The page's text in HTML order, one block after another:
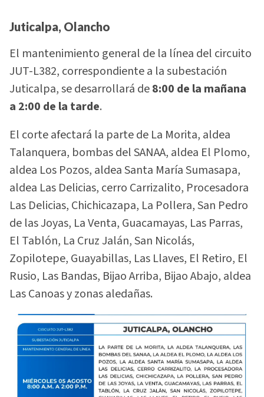
Juticalpa, Olancho
El mantenimiento general de la línea del circuito
JUT-L382, correspondiente a la subestación
Juticalpa, se desarrollará de8:00 de la mañana
a 2:00 de la tarde.
El corte afectará la parte de La Morita, aldea
Talanquera, bombas del SANAA, aldea El Plomo,
aldea Los Pozos, aldea Santa María Sumasapa,
aldea Las Delicias, cerro Carrizalito, Procesadora
Las Delicias, Chichicazapa, La Pollera, San Pedro
de las Joyas, La Venta, Guacamayas, Las Parras,
El Tablón, La Cruz Jalán, San Nicolás,
Zopilotepe, Guayabillas, Las Llaves, El Retiro, El
Rusio, Las Bandas, Bijao Arriba, Bijao Abajo, aldea
Las Canoas y zonas aledañas.